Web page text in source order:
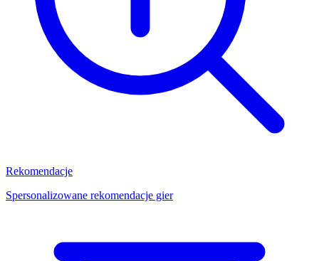
Rekomendacje
Spersonalizowane rekomendacje gier